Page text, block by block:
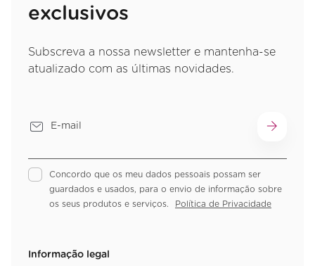
exclusivos
Subscreva a nossa newsletter e mantenha-se
atualizado com as últimas novidades.
Concordo que os meu dados pessoais possam ser
guardados e usados, para o envio de informação sobre
os seus produtos e serviços.
Política de Privacidade
Informação legal